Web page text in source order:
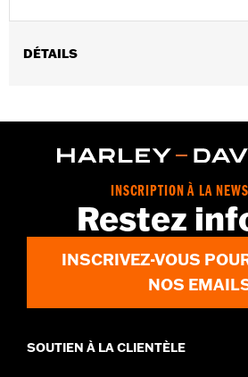
DÉTAILS
GARANTIE:Garantie limitée de 2 ans –
Origine:Importé
INSCRIPTION À LA
Restez
INSCRIVEZ-VOUS
NOS
SOUTIEN À LA CLIENTÈLE